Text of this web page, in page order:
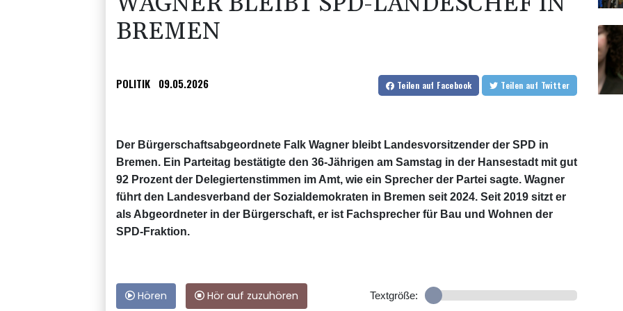
BREMEN
POLITIK 09.05.2026 Teilen auf Facebook Teilen auf Twitter
Der Bürgerschaftsabgeordnete Falk Wagner bleibt Landesvorsitzender der SPD in
Bremen. Ein Parteitag bestätigte den 36-Jährigen am Samstag in der Hansestadt mit gut
92 Prozent der Delegiertenstimmen im Amt, wie ein Sprecher der Partei sagte. Wagner
führt den Landesverband der Sozialdemokraten in Bremen seit 2024. Seit 2019 sitzt er
als Abgeordneter in der Bürgerschaft, er ist Fachsprecher für Bau und Wohnen der
SPD-Fraktion.
Hören Hör auf zuzuhören Textgröße: